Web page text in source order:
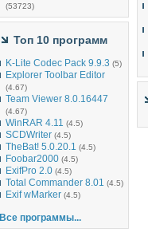
(53723)
Топ 10 программ
K-Lite Codec Pack 9.9.3 (5)
Explorer Toolbar Editor
(4.67)
Team Viewer 8.0.16447
(4.67)
WinRAR 4.11 (4.5)
SCDWriter (4.5)
TheBat! 5.0.20.1 (4.5)
Foobar2000 (4.5)
ExifPro 2.0 (4.5)
Total Commander 8.01 (4.5)
Exif wMarker (4.5)
Все программы...